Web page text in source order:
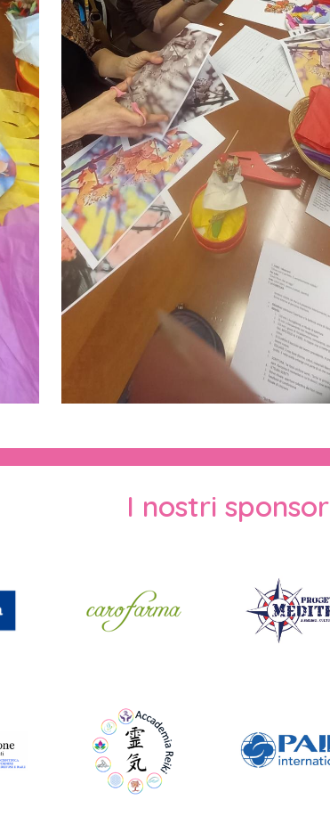
I nostri sponsor